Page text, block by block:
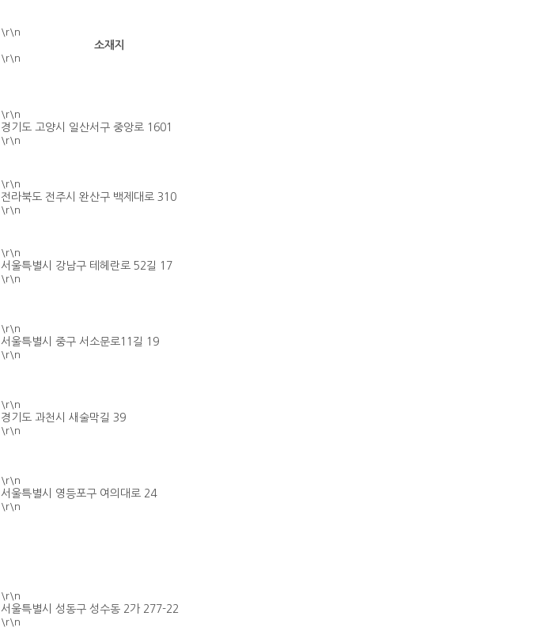
\r\n
소재지
\r\n
\r\n
경기도 고양시 일산서구 중앙로 1601
\r\n
\r\n
전라북도 전주시 완산구 백제대로 310
\r\n
\r\n
서울특별시 강남구 테헤란로 52길 17
\r\n
\r\n
서울특별시 중구 서소문로11길 19
\r\n
\r\n
경기도 과천시 새술막길 39
\r\n
\r\n
서울특별시 영등포구 여의대로 24
\r\n
\r\n
서울특별시 성동구 성수동 2가 277-22
\r\n